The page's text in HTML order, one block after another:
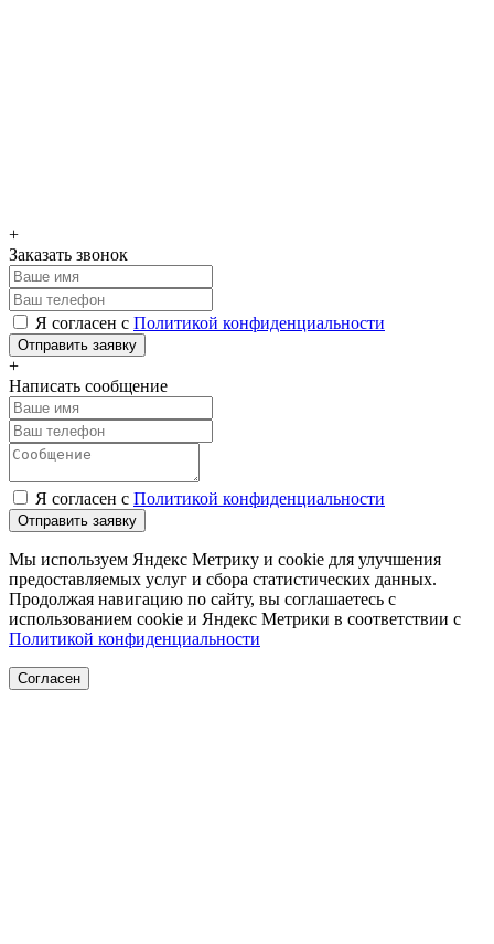
+
Заказать звонок
Я согласен с Политикой конфиденциальности
Отправить заявку
+
Написать сообщение
Я согласен с Политикой конфиденциальности
Отправить заявку
Мы используем Яндекс Метрику и cookie для улучшения
предоставляемых услуг и сбора статистических данных.
Продолжая навигацию по сайту, вы соглашаетесь с
использованием cookie и Яндекс Метрики в соответствии с
Политикой конфиденциальности
Согласен